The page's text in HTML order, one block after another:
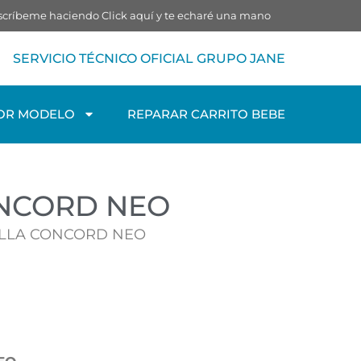
haciendoClick aquíy te echaré una mano
SERVICIO TÉCNICO OFICIAL GRUPO JANE
MODELO REPARAR CARRITO BEBE
NEO
CONCORD NEO